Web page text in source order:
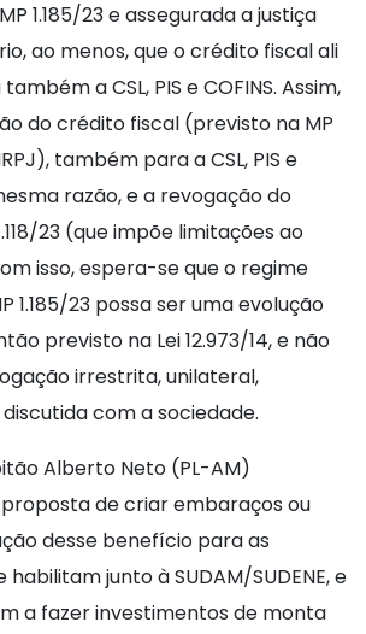
1.185/23 e assegurada a justiça
ao menos, que o crédito fiscal ali
a CSL, PIS e COFINS. Assim,
do crédito fiscal (previsto na MP
também para a CSL, PIS e
razão, e a revogação do
23 (que impõe limitações ao
isso, espera-se que o regime
1.185/23 possa ser uma evolução
previsto na Lei 12.973/14, e não
irrestrita, unilateral,
com a sociedade.
Alberto Neto (PL-AM)
de criar embaraços ou
desse benefício para as
junto à SUDAM/SUDENE, e
a fazer investimentos de monta